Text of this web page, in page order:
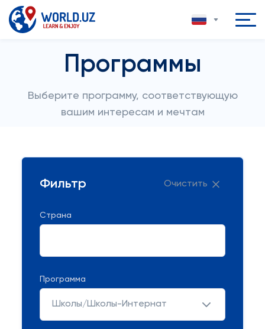
Программы
Выберите программу, соответствующую
вашим интересам и мечтам
Фильтр Очистить
Страна
Программа
Школы/Школы-Интернат